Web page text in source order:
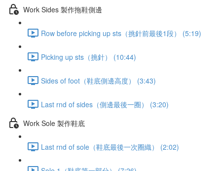
Work Sides 製作拖鞋側邊
Row before picking up sts（挑針前最後1段） (5:19)
Picking up sts（挑針） (10:44)
Sides of foot（鞋底側邊高度） (3:43)
Last rnd of sides（側邊最後一圈） (3:20)
Work Sole 製作鞋底
Last rnd of sole（鞋底最後一次圈織） (2:02)